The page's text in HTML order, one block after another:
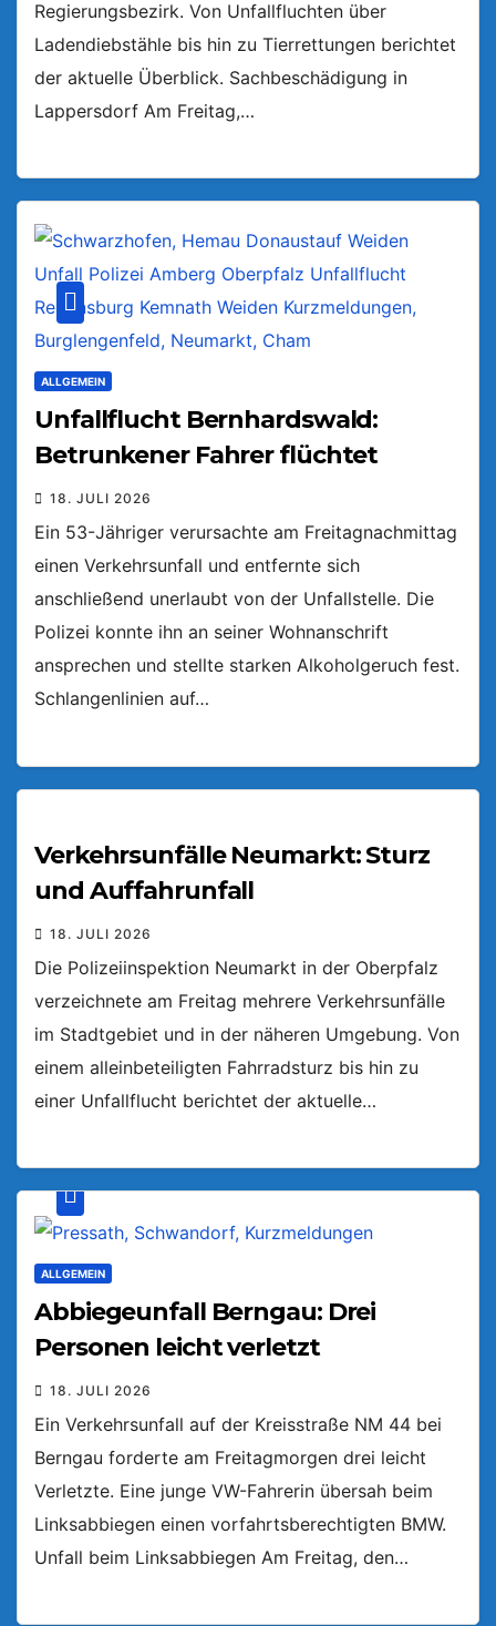
Regierungsbezirk. Von Unfallfluchten über
Ladendiebstähle bis hin zu Tierrettungen berichtet
der aktuelle Überblick. Sachbeschädigung in
Lappersdorf Am Freitag,…
ALLGEMEIN
Unfallflucht Bernhardswald:
Betrunkener Fahrer flüchtet
18. JULI 2026
Ein 53-Jähriger verursachte am Freitagnachmittag
einen Verkehrsunfall und entfernte sich
anschließend unerlaubt von der Unfallstelle. Die
Polizei konnte ihn an seiner Wohnanschrift
ansprechen und stellte starken Alkoholgeruch fest.
Schlangenlinien auf…
Verkehrsunfälle Neumarkt: Sturz
und Auffahrunfall
18. JULI 2026
Die Polizeiinspektion Neumarkt in der Oberpfalz
verzeichnete am Freitag mehrere Verkehrsunfälle
im Stadtgebiet und in der näheren Umgebung. Von
einem alleinbeteiligten Fahrradsturz bis hin zu
einer Unfallflucht berichtet der aktuelle…
ALLGEMEIN
Abbiegeunfall Berngau: Drei
Personen leicht verletzt
18. JULI 2026
Ein Verkehrsunfall auf der Kreisstraße NM 44 bei
Berngau forderte am Freitagmorgen drei leicht
Verletzte. Eine junge VW-Fahrerin übersah beim
Linksabbiegen einen vorfahrtsberechtigten BMW.
Unfall beim Linksabbiegen Am Freitag, den…